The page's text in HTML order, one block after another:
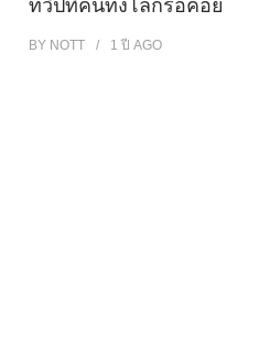
ทวีปที่คนทั้งโลกรอคอย
BY NOTT 1 ปี AGO